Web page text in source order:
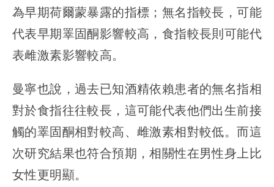
為早期荷爾蒙暴露的指標；無名指較長，可能
代表早期睪固酮影響較高，食指較長則可能代
表雌激素影響較高。
曼寧也說，過去已知酒精依賴患者的無名指相
對於食指往往較長，這可能代表他們出生前接
觸的睪固酮相對較高、雌激素相對較低。而這
次研究結果也符合預期，相關性在男性身上比
女性更明顯。